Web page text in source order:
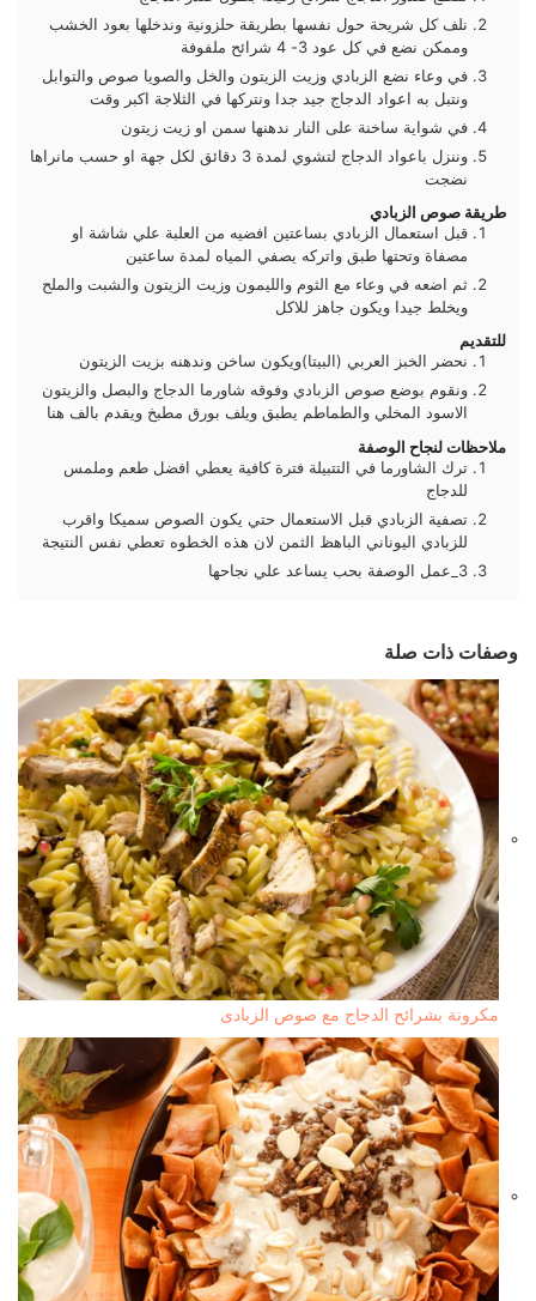
نلف كل شريحة حول نفسها بطريقة حلزونية وندخلها بعود الخشب
وممكن نضع في كل عود 3- 4 شرائح ملفوفة
في وعاء نضع الزبادي وزيت الزيتون والخل والصويا صوص والتوابل
ونتبل به اعواد الدجاج جيد جدا ونتركها في الثلاجة اكبر وقت
في شواية ساخنة على النار ندهنها سمن او زيت زيتون
وننزل باعواد الدجاج لتشوي لمدة 3 دقائق لكل جهة او حسب مانراها
نضجت
طريقة صوص الزبادي
قبل استعمال الزبادي بساعتين افضيه من العلبة علي شاشة او
مصفاة وتحتها طبق واتركه يصفي المياه لمدة ساعتين
ثم اضعه في وعاء مع الثوم والليمون وزيت الزيتون والشبت والملح
ويخلط جيدا ويكون جاهز للاكل
للتقديم
نحضر الخبز العربي (البيتا)ويكون ساخن وندهنه بزيت الزيتون
ونقوم بوضع صوص الزبادي وفوقه شاورما الدجاج والبصل والزيتون
الاسود المخلي والطماطم يطبق ويلف بورق مطبخ ويقدم بالف هنا
ملاحظات لنجاح الوصفة
ترك الشاورما في التتبيلة فترة كافية يعطي افضل طعم وملمس
للدجاج
تصفية الزبادي قبل الاستعمال حتي يكون الصوص سميكا واقرب
للزبادي اليوناني الباهظ الثمن لان هذه الخطوه تعطي نفس النتيجة
3_عمل الوصفة بحب يساعد علي نجاحها
وصفات ذات صلة
مكرونة بشرائح الدجاج مع صوص الزبادى